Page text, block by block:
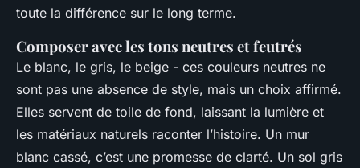
toute la différence sur le long terme.
Composer avec les tons neutres et feutrés
Le blanc, le gris, le beige - ces couleurs neutres ne
sont pas une absence de style, mais un choix affirmé.
Elles servent de toile de fond, laissant la lumière et
les matériaux naturels raconter l’histoire. Un mur
blanc cassé, c’est une promesse de clarté. Un sol gris